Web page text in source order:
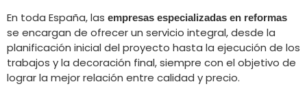
En toda España, las empresas especializadas en reformas
se encargan de ofrecer un servicio integral, desde la
planificación inicial del proyecto hasta la ejecución de los
trabajos y la decoración final, siempre con el objetivo de
lograr la mejor relación entre calidad y precio.